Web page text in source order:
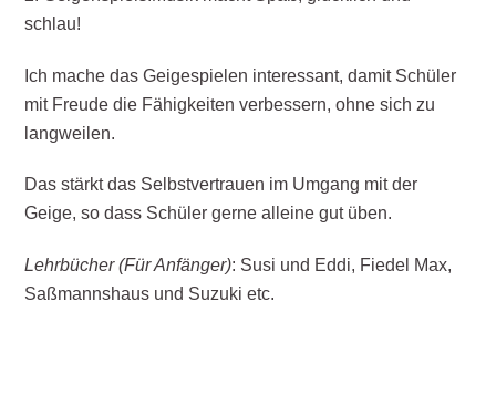
schlau!
Ich mache das Geigespielen interessant, damit Schüler
mit Freude die Fähigkeiten verbessern, ohne sich zu
langweilen.
Das stärkt das Selbstvertrauen im Umgang mit der
Geige, so dass Schüler gerne alleine gut üben.
Lehrbücher (Für Anfänger): Susi und Eddi, Fiedel Max,
Saßmannshaus und Suzuki etc.